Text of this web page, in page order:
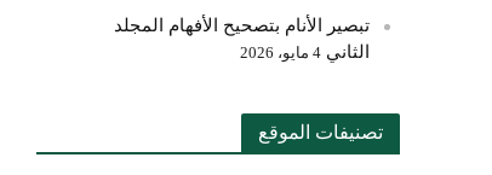
تبصير الأنام بتصحيح الأفهام المجلد
الثاني 4 مايو، 2026
تصنيفات الموقع